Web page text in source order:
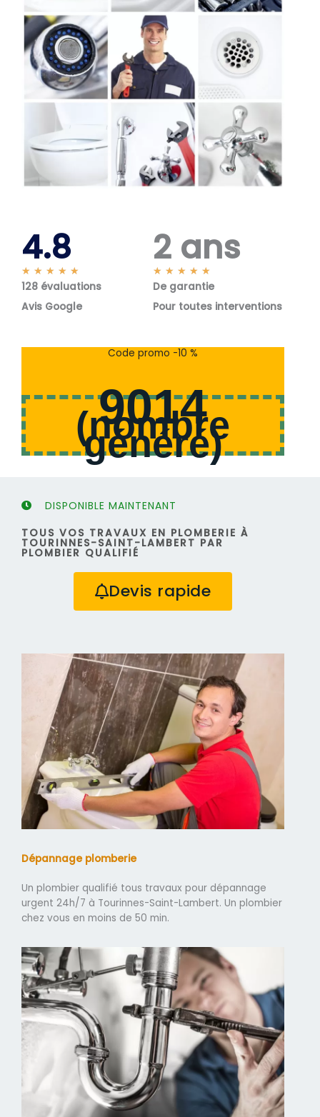
4.8
★ ★ ★ ★ ★
o
s
128 évaluations
Avis Google
2 ans
★ ★ ★ ★ ★
o
s
De garantie
Pour toutes interventions
Code promo -10 %
9014
(nombre
généré)
DISPONIBLE MAINTENANT
TOUS VOS TRAVAUX EN PLOMBERIE À
TOURINNES-SAINT-LAMBERT PAR
PLOMBIER QUALIFIÉ
Devis rapide
Dépannage plomberie
Un plombier qualifié tous travaux pour dépannage
urgent 24h/7 à Tourinnes-Saint-Lambert. Un plombier
chez vous en moins de 50 min.